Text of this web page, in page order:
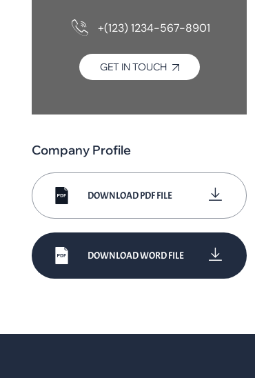
+(123) 1234-567-8901
GET IN TOUCH
Company Profile
DOWNLOAD PDF FILE
DOWNLOAD WORD FILE